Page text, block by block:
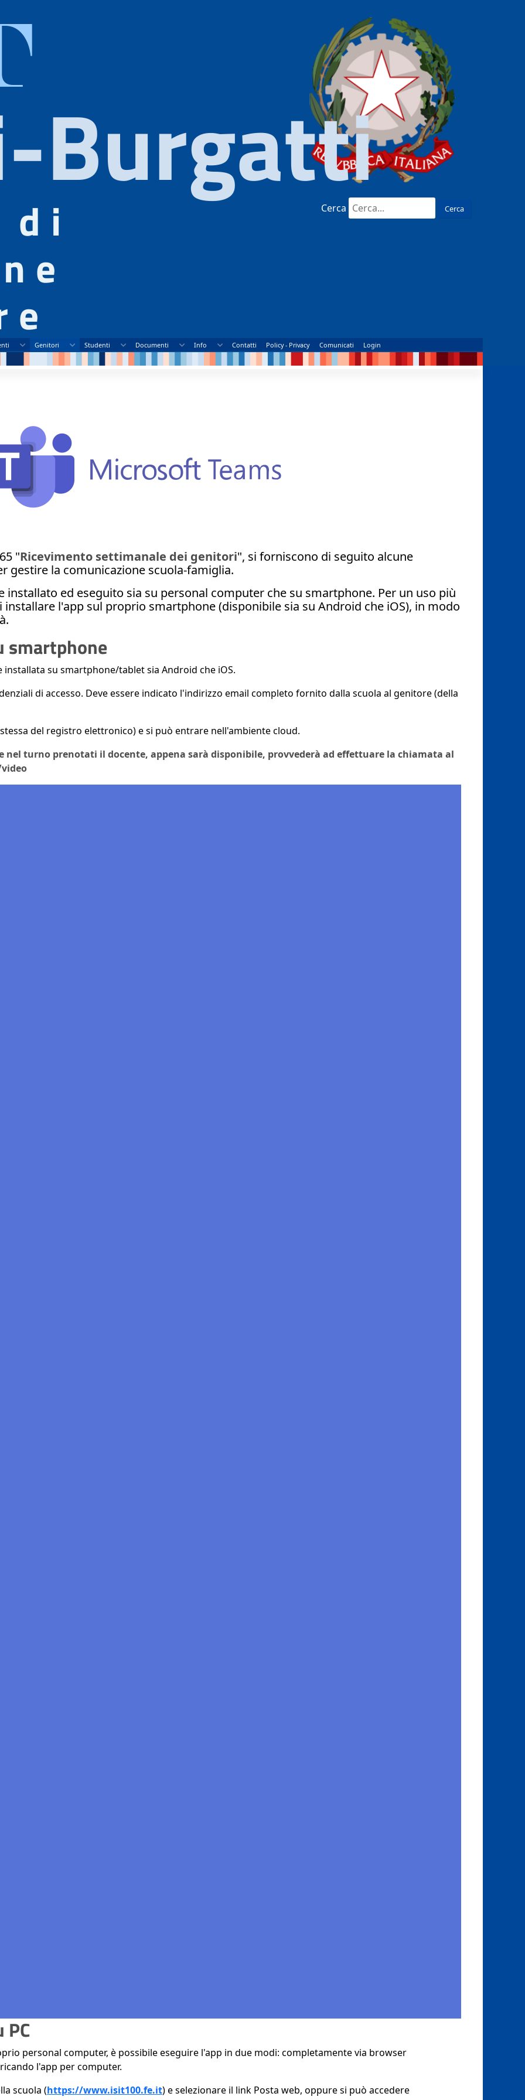
Burgatti
Cerca Cerca
Genitori Studenti Documenti Info Contatti Policy - Privacy Comunicati Login
"Ricevimento settimanale dei genitori", si forniscono di seguito alcune
gestire la comunicazione scuola-famiglia.
installato ed eseguito sia su personal computer che su smartphone. Per un uso più
l'app sul proprio smartphone (disponibile sia su Android che iOS), in modo
smartphone
su smartphone/tablet sia Android che iOS.
di accesso. Deve essere indicato l'indirizzo email completo fornito dalla scuola al genitore (della
del registro elettronico) e si può entrare nell'ambiente cloud.
turno prenotati il docente, appena sarà disponibile, provvederà ad effettuare la chiamata al
personal computer, è possibile eseguire l'app in due modi: completamente via browser
l'app per computer.
scuola (https://www.isit100.fe.it) e selezionare il link Posta web, oppure si può accedere